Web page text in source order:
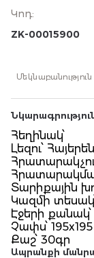
Կոդ:
ZK-00015900
Մեկնաբանություն
Հեղինակ՝
Լեզու՝
Տարիքային
Կազմի
Էջերի քանակ՝
Չափս՝ 195x195
Քաշ՝ 30գր
Ապրանքի